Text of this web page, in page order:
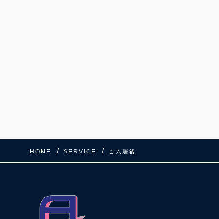
HOME SERVICE ご入居後